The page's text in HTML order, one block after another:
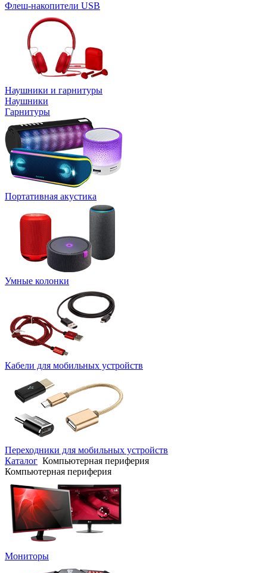
Флеш-накопители USB
Наушники и гарнитуры
Наушники
Гарнитуры
Портативная акустика
Умные колонки
Кабели для мобильных устройств
Переходники для мобильных устройств
Каталог Компьютерная периферия
Компьютерная периферия
Мониторы